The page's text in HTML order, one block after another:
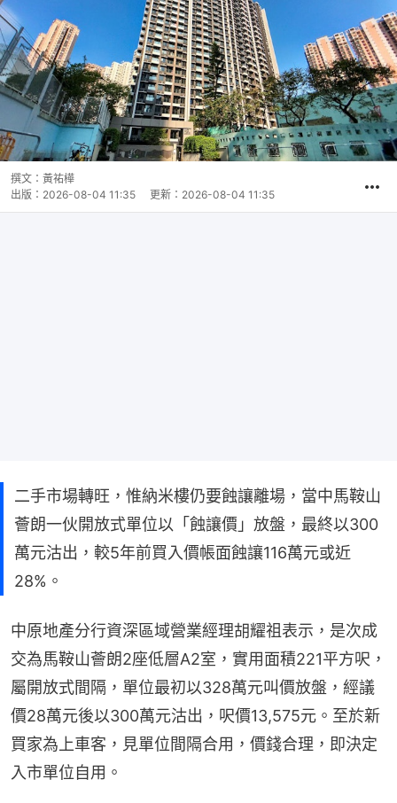
撰文： 黃祐樺
出版： 2026-08-04 11:35 更新： 2026-08-04 11:35
二手市場轉旺，惟納米樓仍要蝕讓離場，當中馬鞍山
薈朗一伙開放式單位以「蝕讓價」放盤，最終以300
萬元沽出，較5年前買入價帳面蝕讓116萬元或近
28%。
中原地產分行資深區域營業經理胡耀祖表示，是次成
交為馬鞍山薈朗2座低層A2室，實用面積221平方呎，
屬開放式間隔，單位最初以328萬元叫價放盤，經議
價28萬元後以300萬元沽出，呎價13,575元。至於新
買家為上車客，見單位間隔合用，價錢合理，即決定
入市單位自用。